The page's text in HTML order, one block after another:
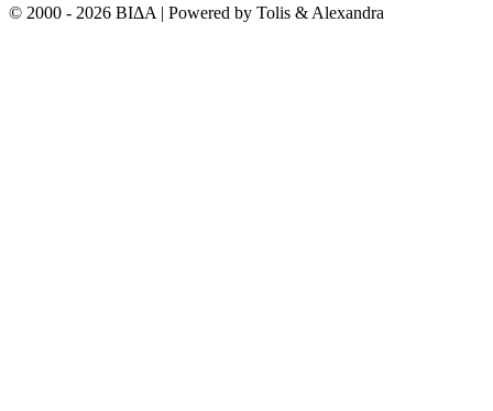
© 2000 - 2026 ΒΙΔΑ | Powered by Tolis & Alexandra